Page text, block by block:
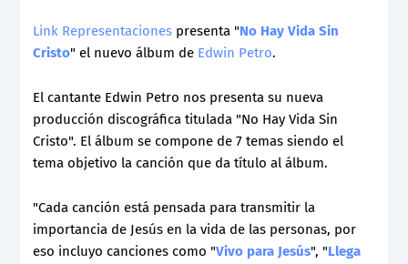
Link Representaciones presenta "No Hay Vida Sin
Cristo" el nuevo álbum de Edwin Petro.
El cantante Edwin Petro nos presenta su nueva
producción discográfica titulada "No Hay Vida Sin
Cristo". El álbum se compone de 7 temas siendo el
tema objetivo la canción que da título al álbum.
"Cada canción está pensada para transmitir la
importancia de Jesús en la vida de las personas, por
eso incluyo canciones como "Vivo para Jesús", "Llega